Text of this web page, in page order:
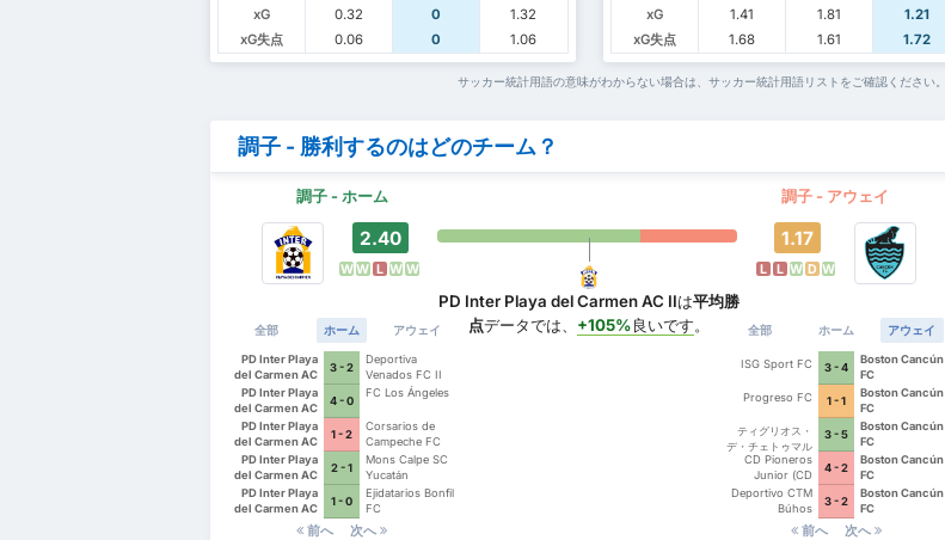
xG
0.32 0
1.32
xG失点
0.06 0 1.06
xG
1.41 1.81
1.21
xG失点
1.68 1.61 1.72
サッカー統計用語の意味がわからない場合は、サッカー統計用語リストをご確認ください。
調子 - 勝利するのはどのチーム？
調子 - ホーム 調子 - アウェイ
2.40
W W L W W
全部 ホーム アウェイ
PD Inter Playa
del Carmen AC
II
3 - 2
Deportiva
Venados FC II
PD Inter Playa
del Carmen AC
II
4 - 0
FC Los Ángeles
PD Inter Playa
del Carmen AC
II
1 - 2
Corsarios de
Campeche FC
PD Inter Playa
del Carmen AC
II
2 - 1
Mons Calpe SC
Yucatán
PD Inter Playa
del Carmen AC
II
1 - 0
Ejidatarios Bonfil
FC
前へ 次へ
PD Inter Playa del Carmen AC IIは平均勝
点データでは、 +105%良いです。
1.17
L L W D W
全部 ホーム アウェイ
ISG Sport FC 3 - 4
Boston Cancún
FC
Progreso FC
1 - 1
Boston Cancún
FC
ティグリオス・
デ・チェトゥマル
3 - 5
Boston Cancún
FC
CD Pioneros
Junior (CD
Pioneros de
Cancún II)
4 - 2
Boston Cancún
FC
Deportivo CTM
Búhos
3 - 2
Boston Cancún
FC
前へ 次へ